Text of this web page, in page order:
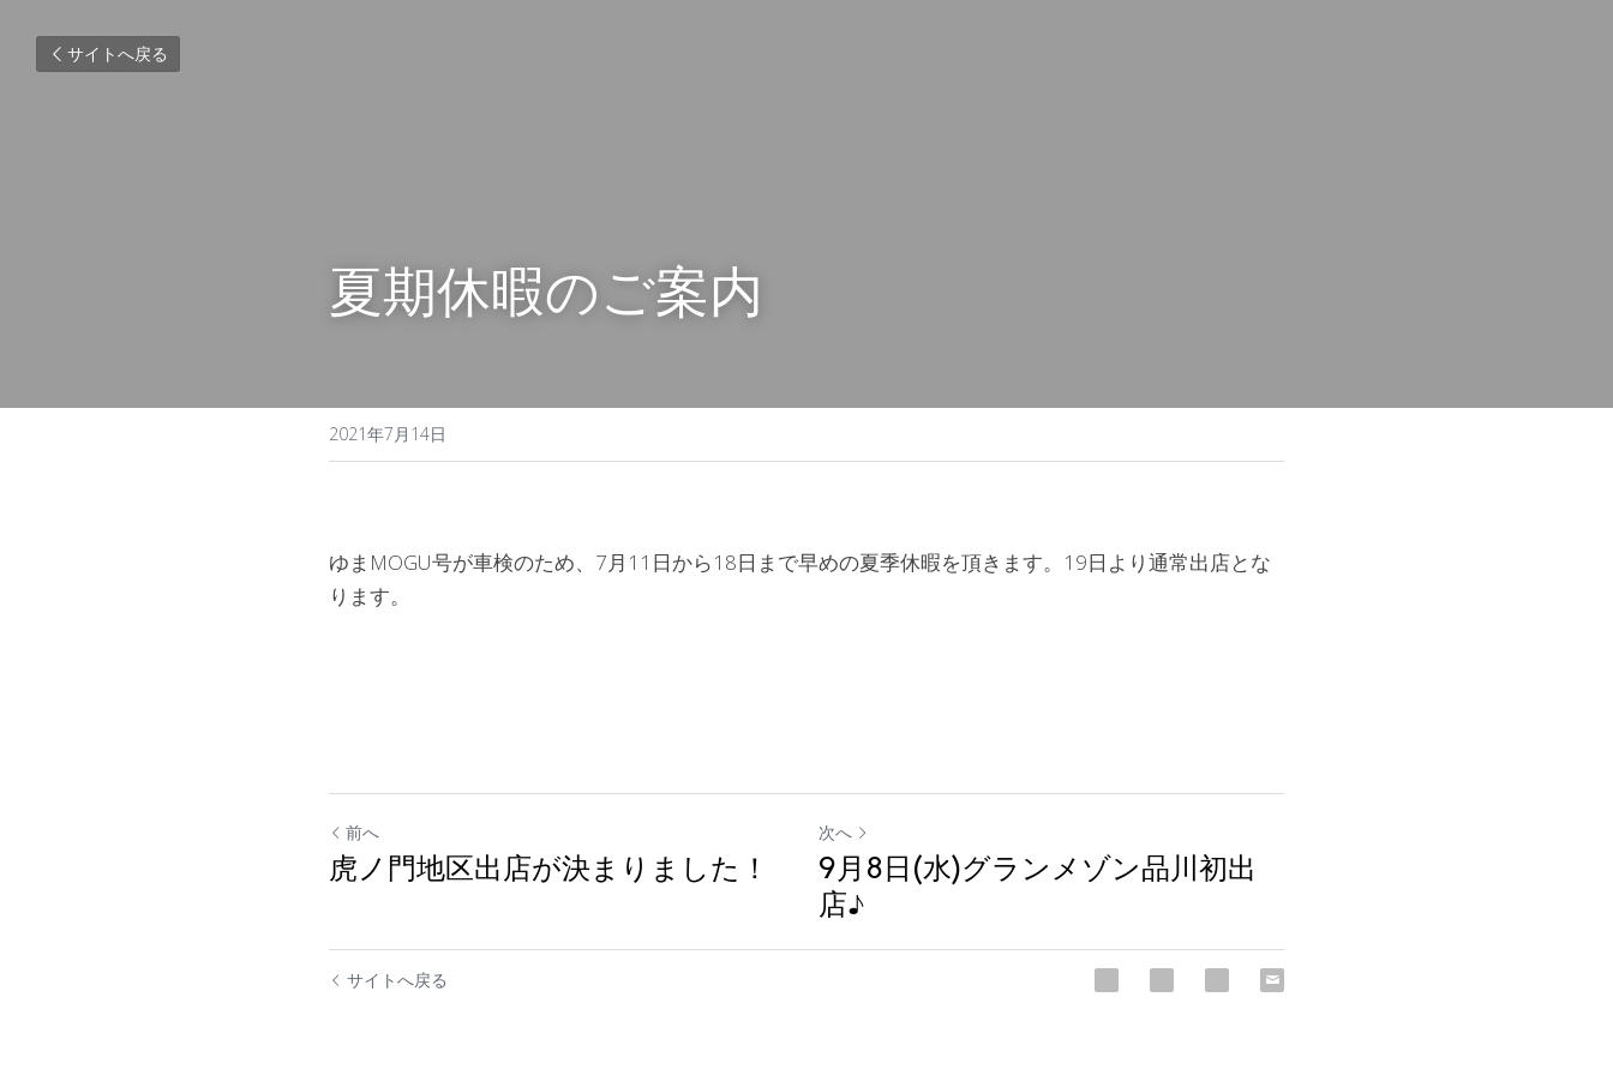
サイトへ戻る
夏期休暇のご案内
2021年7月14日
ゆまMOGU号が車検のため、7月11日から18日まで早めの夏季休暇を頂きます。19日より通常出店とな
ります。
前へ
虎ノ門地区出店が決まりました！
次へ
9月8日(水)グランメゾン品川初出
店♪
サイトへ戻る